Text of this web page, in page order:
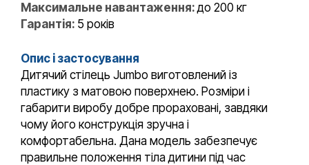
Максимальне навантаження:до 200 кг
Гарантія: 5 років
Опис і застосування
Дитячий стілець Jumbo виготовлений із
пластику з матовою поверхнею. Розміри і
габарити виробу добре прораховані, завдяки
чому його конструкція зручна і
комфортабельна. Дана модель забезпечує
правильне положення тіла дитини під час